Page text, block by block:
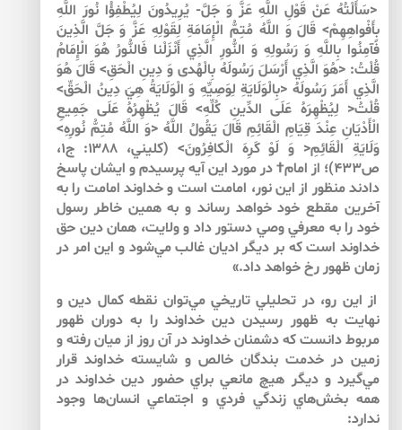
<سَأَلْتُهُ عَنْ قَوْلِ اللَّهِ عَزَّ وَ جَلَّ- يُرِيدُونَ لِيُطْفِؤُا نُورَ اللَّهِ
بِأَفْواهِهِمْ‏‏> قَالَ وَ اللَّهُ مُتِمُّ الْإِمَامَةِ لِقَوْلِهِ عَزَّ وَ جَلَّ الَّذِينَ‏
فَآمِنُوا بِاللَّهِ وَ رَسُولِهِ وَ النُّورِ الَّذِي أَنْزَلْنا فَالنُّورُ هُوَ الْإِمَامُ
قُلْتُ: <هُوَ الَّذِي‏ أَرْسَلَ‏ رَسُولَهُ‏ بِالْهُدى‏ وَ دِينِ‏ الْحَقِ>‏ قَالَ هُوَ
الَّذِي أَمَرَ رَسُولَهُ <بِالْوَلَايَةِ لِوَصِيِّهِ وَ الْوَلَايَةُ هِيَ دِينُ الْحَقِّ>
قُلْتُ<‏ لِيُظْهِرَهُ‏ عَلَى‏ الدِّينِ‏ كُلِّهِ>‏ قَالَ يُظْهِرُهُ عَلَى جَمِيعِ
الْأَدْيَانِ عِنْدَ قِيَامِ الْقَائِمِ قَالَ يَقُولُ اللَّهُ‏ <وَ اللَّهُ مُتِمُّ نُورِهِ>‏
وَلَايَةِ الْقَائِمِ‏< وَ لَوْ كَرِهَ الْكافِرُونَ‏> (كليني، ۱۳۸۸: ج۱،
ص۴۳۳)؛ از امام† در مورد اين آيه پرسيدم و ايشان پاسخ
دادند منظور از اين نور، امامت است و خداوند امامت را به
آخرين مقطع خود خواهد رساند و به همين خاطر رسول
خود را به معرفي وصي دستور داد و ولايت، همان دين حق
خداوند است كه بر ديگر اديان غالب مي‌‌شود و اين امر در
زمان ظهور رخ خواهد داد.»
از اين رو، در تحليلي تاريخي مي‌‌توان نقطه كمال دين و
نهايت به ظهور رسيدن دين خداوند را به دوران ظهور
مربوط دانست كه دشمنان خداوند در آن روز از ميان رفته و
زمين در خدمت بندگان خالص و شايسته خداوند قرار
مي‌‌گيرد و ديگر هيچ مانعي براي حضور دين خداوند در
همه بخش‌‌هاي زندگي فردي و اجتماعي انسان‌‌ها وجود
ندارد: